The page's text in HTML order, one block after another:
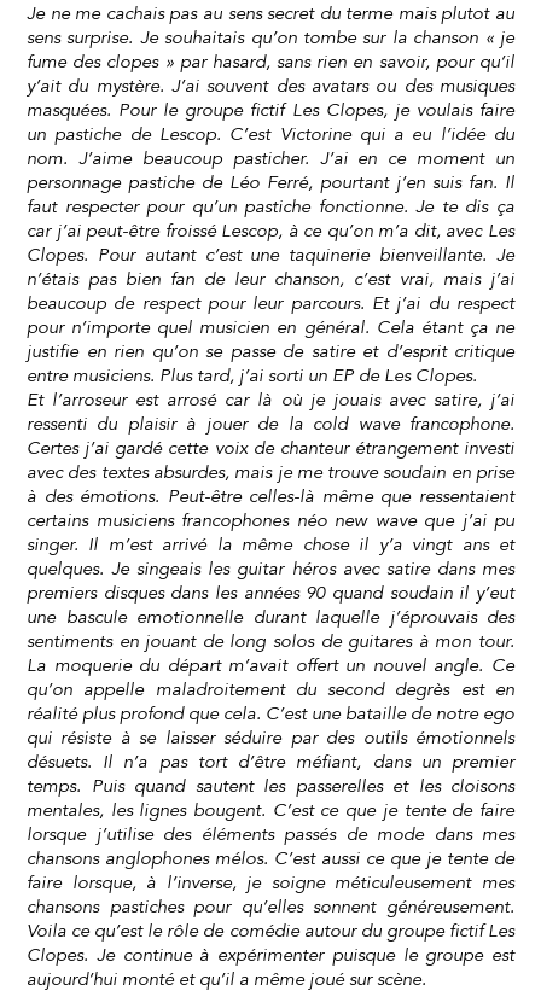
Je ne me cachais pas au sens secret du terme mais plutot au
sens surprise. Je souhaitais qu’on tombe sur la chanson « je
fume des clopes » par hasard, sans rien en savoir, pour qu’il
y’ait du mystère. J’ai souvent des avatars ou des musiques
masquées. Pour le groupe fictif Les Clopes, je voulais faire
un pastiche de Lescop. C’est Victorine qui a eu l’idée du
nom. J’aime beaucoup pasticher. J’ai en ce moment un
personnage pastiche de Léo Ferré, pourtant j’en suis fan. Il
faut respecter pour qu’un pastiche fonctionne. Je te dis ça
car j’ai peut-être froissé Lescop, à ce qu’on m’a dit, avec Les
Clopes. Pour autant c’est une taquinerie bienveillante. Je
n’étais pas bien fan de leur chanson, c’est vrai, mais j’ai
beaucoup de respect pour leur parcours. Et j’ai du respect
pour n’importe quel musicien en général. Cela étant ça ne
justifie en rien qu’on se passe de satire et d’esprit critique
entre musiciens. Plus tard, j’ai sorti un EP de Les Clopes.
Et l’arroseur est arrosé car là où je jouais avec satire, j’ai
ressenti du plaisir à jouer de la cold wave francophone.
Certes j’ai gardé cette voix de chanteur étrangement investi
avec des textes absurdes, mais je me trouve soudain en prise
à des émotions. Peut-être celles-là même que ressentaient
certains musiciens francophones néo new wave que j’ai pu
singer. Il m’est arrivé la même chose il y’a vingt ans et
quelques. Je singeais les guitar héros avec satire dans mes
premiers disques dans les années 90 quand soudain il y’eut
une bascule emotionnelle durant laquelle j’éprouvais des
sentiments en jouant de long solos de guitares à mon tour.
La moquerie du départ m’avait offert un nouvel angle. Ce
qu’on appelle maladroitement du second degrès est en
réalité plus profond que cela. C’est une bataille de notre ego
qui résiste à se laisser séduire par des outils émotionnels
désuets. Il n’a pas tort d’être méfiant, dans un premier
temps. Puis quand sautent les passerelles et les cloisons
mentales, les lignes bougent. C’est ce que je tente de faire
lorsque j’utilise des éléments passés de mode dans mes
chansons anglophones mélos. C’est aussi ce que je tente de
faire lorsque, à l’inverse, je soigne méticuleusement mes
chansons pastiches pour qu’elles sonnent généreusement.
Voila ce qu’est le rôle de comédie autour du groupe fictif Les
Clopes. Je continue à expérimenter puisque le groupe est
aujourd’hui monté et qu’il a même joué sur scène.